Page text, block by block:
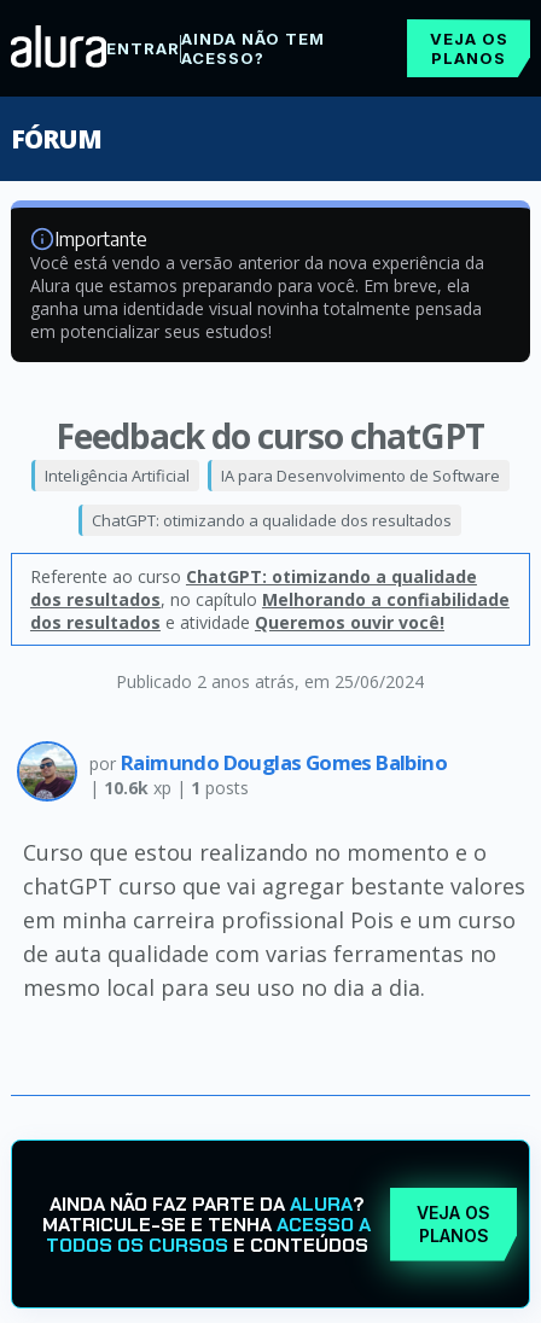
ENTRARAINDA NÃO TEM
ACESSO?
VEJA OS
PLANOS
FÓRUM
Importante
Você está vendo a versão anterior da nova experiência da
Alura que estamos preparando para você. Em breve, ela
ganha uma identidade visual novinha totalmente pensada
em potencializar seus estudos!
Feedback do curso chatGPT
Publicado 2 anos atrás, em 25/06/2024
Inteligência Artificial IA para Desenvolvimento de Software
ChatGPT: otimizando a qualidade dos resultados
Referente ao curso ChatGPT: otimizando a qualidade
dos resultados, no capítulo Melhorando a confiabilidade
dos resultados e atividade Queremos ouvir você!
por Raimundo Douglas Gomes Balbino
| 10.6kxp | 1 posts
Curso que estou realizando no momento e o
chatGPT curso que vai agregar bestante valores
em minha carreira profissional Pois e um curso
de auta qualidade com varias ferramentas no
mesmo local para seu uso no dia a dia.
AINDA NÃO FAZ PARTE DAALURA?
MATRICULE-SE E TENHAACESSO A
TODOS OS CURSOS E CONTEÚDOS
VEJA OS
PLANOS